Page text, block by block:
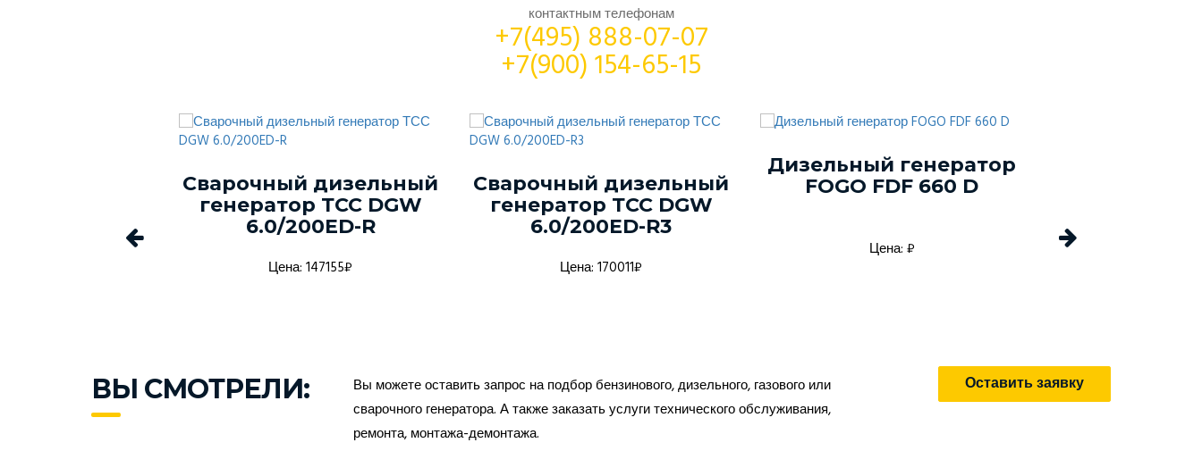
контактным телефонам
+7(495) 888-07-07
+7(900) 154-65-15
Сварочный дизельный
генератор ТСС DGW
6.0/200ED-R
Цена: 147155₽
Сварочный дизельный
генератор ТСС DGW
6.0/200ED-R3
Цена: 170011₽
Дизельный генератор
FOGO FDF 660 D
Цена: ₽
ВЫ СМОТРЕЛИ:
Вы можете оставить запрос на подбор бензинового, дизельного, газового или
сварочного генератора. А также заказать услуги технического обслуживания,
ремонта, монтажа-демонтажа.
Оставить заявку